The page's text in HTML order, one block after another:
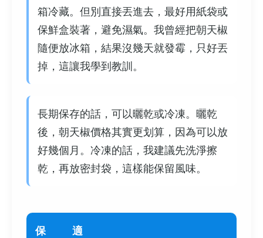
箱冷藏。但別直接丟進去，最好用紙袋或
保鮮盒裝著，避免濕氣。我曾經把朝天椒
隨便放冰箱，結果沒幾天就發霉，只好丟
掉，這讓我學到教訓。
長期保存的話，可以曬乾或冷凍。曬乾
後，朝天椒價格其實更划算，因為可以放
好幾個月。冷凍的話，我建議先洗淨擦
乾，再放密封袋，這樣能保留風味。
保
適